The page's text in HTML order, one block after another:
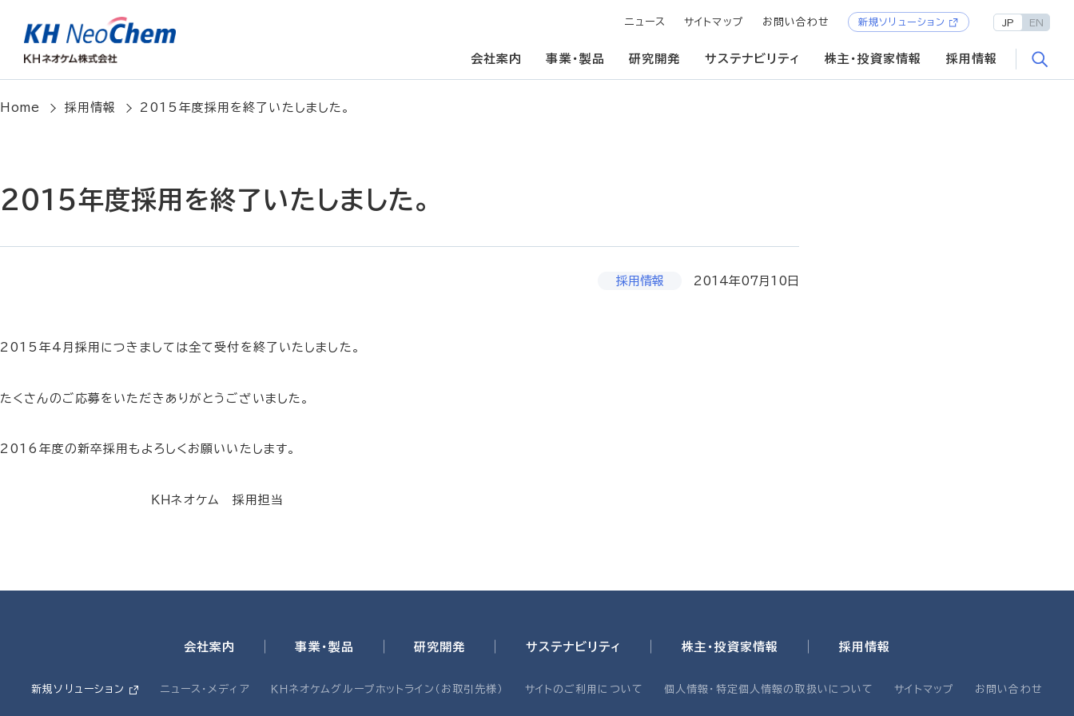
会社案内 事業・製品 研究開発 サステナビリティ 株主・投資家情報 採用情報
ニュース サイトマップ お問い合わせ 新規ソリューション JP EN
Home 採用情報 2015年度採用を終了いたしました。
2015年度採用を終了いたしました。
採用情報 2014年07月10日
2015年4月採用につきましては全て受付を終了いたしました。
たくさんのご応募をいただきありがとうございました。
2016年度の新卒採用もよろしくお願いいたします。
ＫＨネオケム 採用担当
会社案内 事業・製品 研究開発 サステナビリティ 株主・投資家情報 採用情報
新規ソリューション ニュース・メディア ＫＨネオケムグループホットライン（お取引先様） サイトのご利用について 個人情報・特定個人情報の取扱いについて サイトマップ お問い合わせ